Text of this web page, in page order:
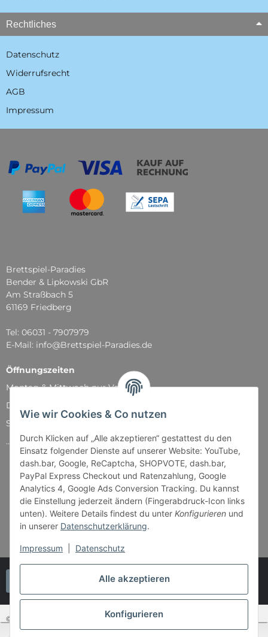
Alle akzeptieren
Konfigurieren
Wie wir Cookies & Co nutzen
Durch Klicken auf „Alle akzeptieren“ gestattest du den
Einsatz folgender Dienste auf unserer Website: YouTube,
dash.bar, Google, ReCaptcha, SHOPVOTE, dash.bar,
PayPal Express Checkout und Ratenzahlung, Google
Analytics 4, Google Ads Conversion Tracking. Du kannst
die Einstellung jederzeit ändern (Fingerabdruck-Icon links
unten). Weitere Details findest du unter Konfigurieren und
in unserer Datenschutzerklärung.
Impressum Datenschutz
Rechtliches
Datenschutz
Widerrufsrecht
AGB
Impressum
Brettspiel-Paradies
Bender & Lipkowski GbR
Am Straßbach 5
61169 Friedberg
Tel: 06031 - 7907979
E-Mail: info@Brettspiel-Paradies.de
Öffnungszeiten
Montag & Mittwoch nur Versand
Dienstag, Donnerstag und Freitag: 11:00 - 18:30 Uhr
Samstag: 11:00 - 14:00 Uhr
...und natürlich während unserer Events
© Bender & Lipkowski GbR - Brettspiel-Paradies
SEHR GUT (4.87 / 5)